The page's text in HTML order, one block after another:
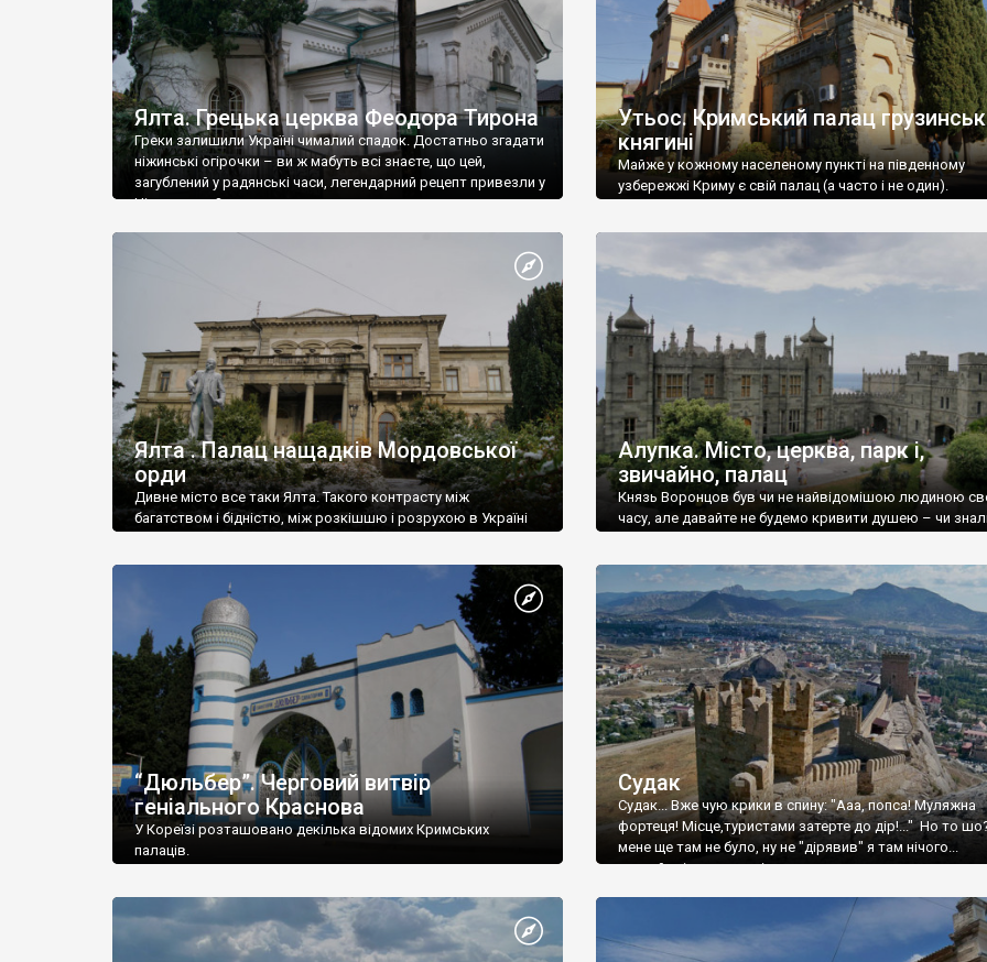
Ялта. Грецька церква Феодора Тирона
Греки залишили Україні чималий спадок. Достатньо згадати
ніжинські огірочки – ви ж мабуть всі знаєте, що цей,
загублений у радянські часи, легендарний рецепт привезли у
Ніжин греки?
Утьос. Кримський палац
княгині
Майже у кожному населеному пункті на південному
узбережжі Криму є свій палац (а часто і не один).
Ялта . Палац нащадків Мордовської
орди
Дивне місто все таки Ялта. Такого контрасту між
багатством і бідністю, між розкішшю і розрухою в Україні
Алупка. Місто, церква, парк і,
звичайно, палац
Князь Воронцов був чи не найвідомішою людиною
часу, але давайте не будемо кривити душею – чи
“Дюльбер”. Черговий витвір
геніального Краснова
У Кореїзі розташовано декілька відомих Кримських
палаців.
Судак
Судак... Вже чую крики в спину: "Ааа, попса! Муляжна
фортеця! Місце,туристами затерте до дір!..." Но то
мене ще там не було, ну не "дірявив" я там нічого...
принаймні до цього літа.